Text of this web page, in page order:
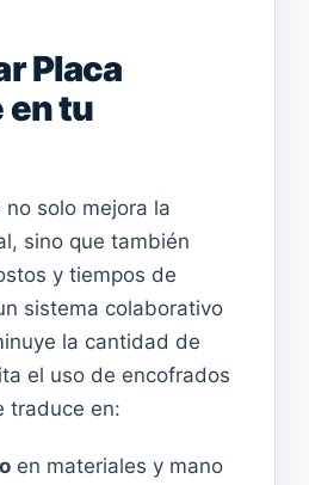
Placa
en tu
solo mejora la
sino que también
y tiempos de
sistema colaborativo
la cantidad de
el uso de encofrados
traduce en:
en materiales y mano